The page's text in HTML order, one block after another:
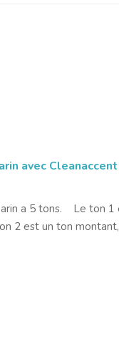
avec Cleanaccent
a 5 tons. Le ton 1
2 est un ton